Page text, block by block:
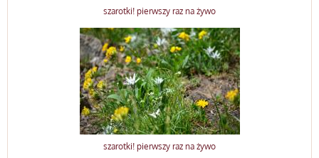
szarotki! pierwszy raz na żywo
szarotki! pierwszy raz na żywo